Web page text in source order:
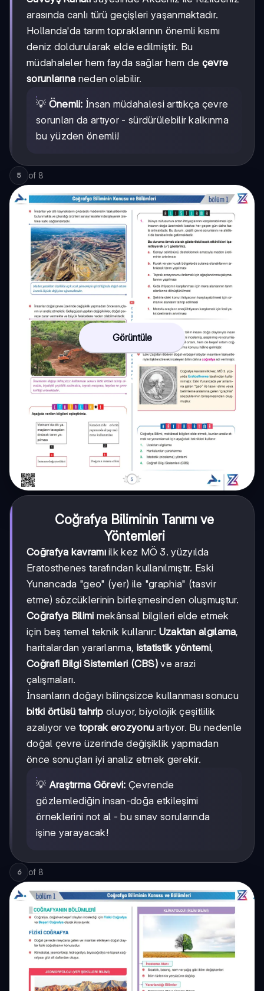
arasında canlı türü geçişleri yaşanmaktadır.
Hollanda'da tarım topraklarının önemli kısmı
deniz doldurularak elde edilmiştir. Bu
müdahaleler hem fayda sağlar hem de çevre
sorunlarına neden olabilir.
💡 Önemli: İnsan müdahalesi arttıkça çevre
sorunları da artıyor - sürdürülebilir kalkınma
bu yüzden önemli!
5 of 8
Görüntüle
Coğrafya Biliminin Tanımı ve
Yöntemleri
Coğrafya kavramıilk kez MÖ 3. yüzyılda
Eratosthenes tarafından kullanılmıştır. Eski
Yunancada "geo" (yer) ile "graphia" (tasvir
etme) sözcüklerinin birleşmesinden oluşmuştur.
Coğrafya Bilimi mekânsal bilgileri elde etmek
için beş temel teknik kullanır: Uzaktan algılama,
haritalardan yararlanma, istatistik yöntemi,
Coğrafi Bilgi Sistemleri (CBS) ve arazi
çalışmaları.
İnsanların doğayı bilinçsizce kullanması sonucu
bitki örtüsü tahrip oluyor, biyolojik çeşitlilik
azalıyor ve toprak erozyonu artıyor. Bu nedenle
doğal çevre üzerinde değişiklik yapmadan
önce sonuçları iyi analiz etmek gerekir.
💡 Araştırma Görevi: Çevrende
gözlemlediğin insan-doğa etkileşimi
örneklerini not al - bu sınav sorularında
işine yarayacak!
6 of 8